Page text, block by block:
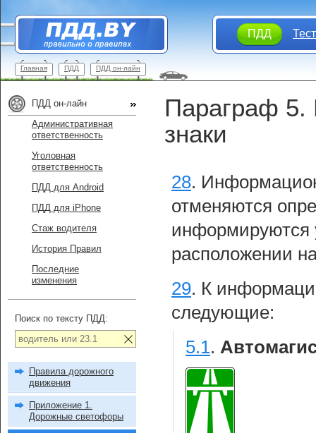
ПДД
Главная ПДД ПДД он-лайн
Параграф 5.
знаки
28.
отменяются
информируются
расположении
29. К
следующие:
5.1.
ПДД он-лайн
Административная
ответственность
Уголовная
ответственность
ПДД для Android
ПДД для iPhone
Стаж водителя
История Правил
Последние
изменения
Поиск по тексту ПДД:
Правила дорожного
движения
Приложение 1.
Дорожные светофоры